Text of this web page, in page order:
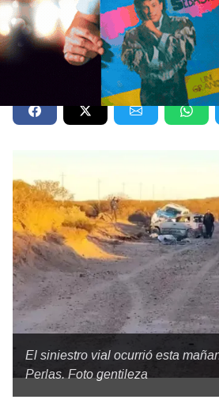
con Balsa Las Perlas.
viajaban tres adultos y
de 30 años perdió la
El siniestro vial ocurrió esta
Perlas. Foto gentileza